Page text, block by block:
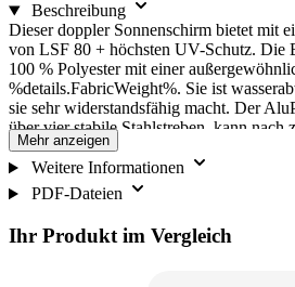
Beschreibung
Dieser doppler Sonnenschirm bietet mit
von LSF 80 + höchsten UV-Schutz. Die
100 % Polyester mit einer
%details.FabricWeight%. Sie ist
sie sehr widerstandsfähig macht. Der
über vier stabile Stahlstreben, kann nach
in 3 Postionen neigbar und zusätzlich in
werden. Ein einfaches Öffnen und
durch die Bedienung des ergonomisch,
gewährleistet. Der Mast aus
die Streben aus Stahl sind äußerst stabil.
hochwertigem Polyestergewebe besitzt
Mehr anzeigen
Weitere Informationen
PDF-Dateien
Ihr Produkt im Vergleich